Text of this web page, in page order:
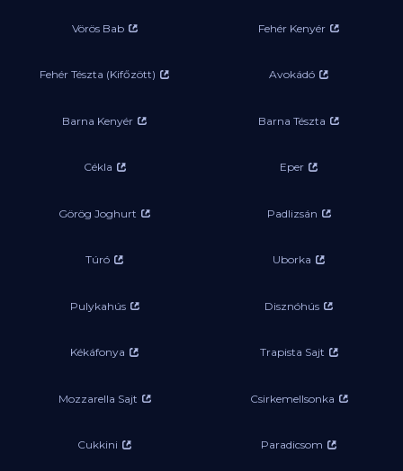
Vörös Bab Fehér Kenyér
Fehér Tészta (Kifőzött) Avokádó
Barna Kenyér Barna Tészta
Cékla Eper
Görög Joghurt Padlizsán
Túró Uborka
Pulykahús Disznóhús
Kékáfonya Trapista Sajt
Mozzarella Sajt Csirkemellsonka
Cukkini Paradicsom